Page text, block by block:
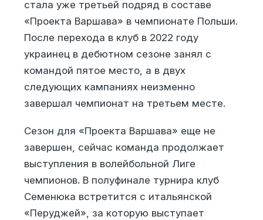
стала уже третьей подряд в составе
«Проекта Варшава» в чемпионате Польши.
После перехода в клуб в 2022 году
украинец в дебютном сезоне занял с
командой пятое место, а в двух
следующих кампаниях неизменно
завершал чемпионат на третьем месте.
Сезон для «Проекта Варшава» еще не
завершен, сейчас команда продолжает
выступления в волейбольной Лиге
чемпионов. В полуфинале турнира клуб
Семенюка встретится с итальянской
«Перуджей», за которую выступает